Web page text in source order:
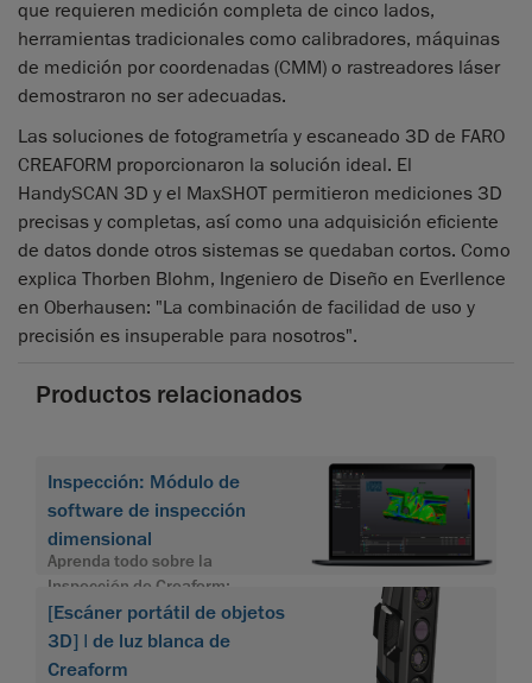
que requieren medición completa de cinco lados,
herramientas tradicionales como calibradores, máquinas
de medición por coordenadas (CMM) o rastreadores láser
demostraron no ser adecuadas.
Las soluciones de fotogrametría y escaneado 3D de FARO
CREAFORM proporcionaron la solución ideal. El
HandySCAN 3D y el MaxSHOT permitieron mediciones 3D
precisas y completas, así como una adquisición eficiente
de datos donde otros sistemas se quedaban cortos. Como
explica Thorben Blohm, Ingeniero de Diseño en Everllence
en Oberhausen: "La combinación de facilidad de uso y
precisión es insuperable para nosotros".
Productos relacionados
Inspección: Módulo de
software de inspección
dimensional
Aprenda todo sobre la
Inspección de Creaform:
software integral y potente
diseñado para realizar
inspecciones dimensionales
[Escáner portátil de objetos
3D] | de luz blanca de
Creaform